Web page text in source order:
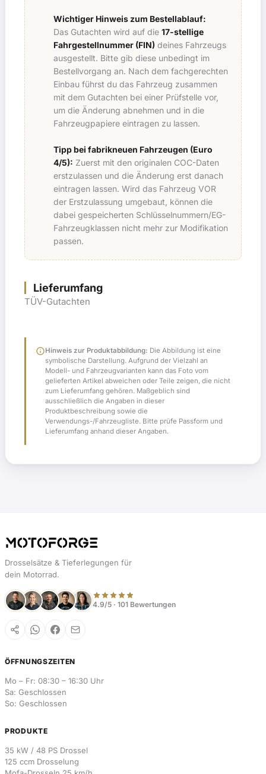
Wichtiger Hinweis zum Bestellablauf:
Das Gutachten wird auf die 17-stellige
Fahrgestellnummer (FIN) deines Fahrzeugs
ausgestellt. Bitte gib diese unbedingt im
Bestellvorgang an. Nach dem fachgerechten
Einbau führst du das Fahrzeug zusammen
mit dem Gutachten bei einer Prüfstelle vor,
um die Änderung abnehmen und in die
Fahrzeugpapiere eintragen zu lassen.
Tipp bei fabrikneuen Fahrzeugen (Euro
4/5): Zuerst mit den originalen COC-Daten
erstzulassen und die Änderung erst danach
eintragen lassen. Wird das Fahrzeug VOR
der Erstzulassung umgebaut, können die
dabei gespeicherten Schlüsselnummern/EG-
Fahrzeugklassen nicht mehr zur Modifikation
passen.
Lieferumfang
TÜV-Gutachten
infoHinweis zur Produktabbildung: Die Abbildung ist eine
symbolische Darstellung. Aufgrund der Vielzahl an
Modell- und Fahrzeugvarianten kann das Foto vom
gelieferten Artikel abweichen oder Teile zeigen, die nicht
zum Lieferumfang gehören. Maßgeblich sind
ausschließlich die Angaben in dieser
Produktbeschreibung sowie die
Verwendungs-/Fahrzeugliste. Bitte prüfe Passform und
Lieferumfang anhand dieser Angaben.
Drosselsätze & Tieferlegungen für
dein Motorrad.
4.9/5 · 101 Bewertungen
ÖFFNUNGSZEITEN
Mo – Fr: 08:30 – 16:30 Uhr
Sa: Geschlossen
So: Geschlossen
PRODUKTE
35 kW / 48 PS Drossel
125 ccm Drosselung